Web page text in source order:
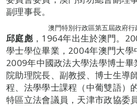
副理事長。
澳門特別行政區第五屆政府行
邱庭彪，1964年出生於澳門。
學士學位畢業，2004年澳門大學
2009年中國政法大學法學博士畢
院助理院長、副教授、博士生導
程、法學學士課程（中葡雙語）
特區立法會議員，天津市政協委